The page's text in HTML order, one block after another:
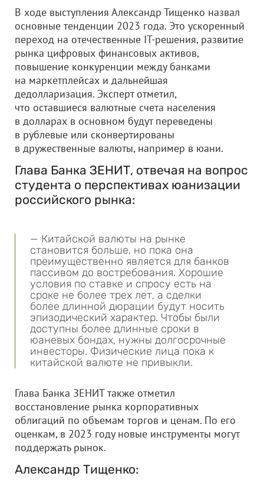
В ходе выступления Александр Тищенко назвал
основные тенденции 2023 года. Это ускоренный
переход на отечественные IT-решения, развитие
рынка цифровых финансовых активов,
повышение конкуренции между банками
на маркетплейсах и дальнейшая
дедолларизация. Эксперт отметил,
что оставшиеся валютные счета населения
в долларах в основном будут переведены
в рублевые или сконвертированы
в дружественные валюты, например в юани.
Глава Банка ЗЕНИТ, отвечая на вопрос
студента о перспективах юанизации
российского рынка:
— Китайской валюты на рынке
становится больше, но пока она
преимущественно является для банков
пассивом до востребования. Хорошие
условия по ставке и спросу есть на
сроке не более трех лет, а сделки
более длинной дюрации будут носить
эпизодический характер. Чтобы были
доступны более длинные сроки в
юаневых бондах, нужны долгосрочные
инвесторы. Физические лица пока к
китайской валюте не привыкли.
Глава Банка ЗЕНИТ также отметил
восстановление рынка корпоративных
облигаций по объемам торгов и ценам. По его
оценкам, в 2023 году новые инструменты могут
поддержать рынок.
Александр Тищенко: